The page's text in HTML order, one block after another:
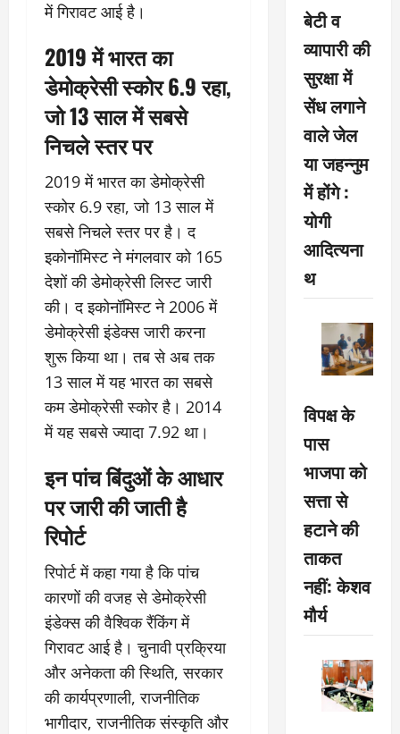
में गिरावट आई है।
2019 में भारत का
डेमोक्रेसी स्कोर 6.9 रहा,
जो 13 साल में सबसे
निचले स्तर पर
2019 में भारत का डेमोक्रेसी
स्कोर 6.9 रहा, जो 13 साल में
सबसे निचले स्तर पर है। द
इकोनॉमिस्ट ने मंगलवार को 165
देशों की डेमोक्रेसी लिस्ट जारी
की। द इकोनॉमिस्ट ने 2006 में
डेमोक्रेसी इंडेक्स जारी करना
शुरू किया था। तब से अब तक
13 साल में यह भारत का सबसे
कम डेमोक्रेसी स्कोर है। 2014
में यह सबसे ज्यादा 7.92 था।
इन पांच बिंदुओं के आधार
पर जारी की जाती है
रिपोर्ट
रिपोर्ट में कहा गया है कि पांच
कारणों की वजह से डेमोक्रेसी
इंडेक्स की वैश्विक रैंकिंग में
गिरावट आई है। चुनावी प्रक्रिया
और अनेकता की स्थिति, सरकार
की कार्यप्रणाली, राजनीतिक
भागीदार, राजनीतिक संस्कृति और
बेटी व
व्यापारी की
सुरक्षा में
सेंध लगाने
वाले जेल
या जहन्नुम
में होंगे :
योगी
आदित्यना
थ
विपक्ष के
पास
भाजपा को
सत्ता से
हटाने की
ताकत
नहीं: केशव
मौर्य